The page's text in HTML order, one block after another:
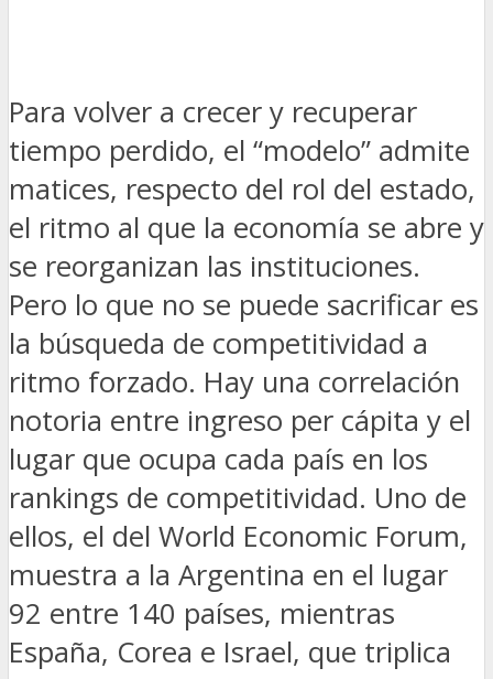
Para volver a crecer y recuperar
tiempo perdido, el “modelo” admite
matices, respecto del rol del estado,
el ritmo al que la economía se abre y
se reorganizan las instituciones.
Pero lo que no se puede sacrificar es
la búsqueda de competitividad a
ritmo forzado. Hay una correlación
notoria entre ingreso per cápita y el
lugar que ocupa cada país en los
rankings de competitividad. Uno de
ellos, el del World Economic Forum,
muestra a la Argentina en el lugar
92 entre 140 países, mientras
España, Corea e Israel, que triplica